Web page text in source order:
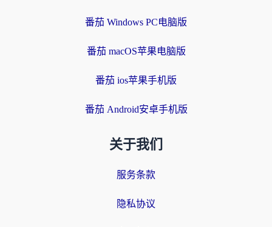
番茄 Windows PC电脑版
番茄 macOS苹果电脑版
番茄 ios苹果手机版
番茄 Android安卓手机版
关于我们
服务条款
隐私协议